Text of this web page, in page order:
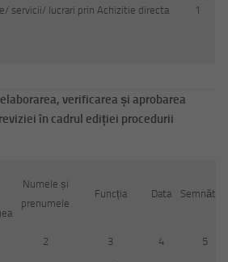
servicii/ lucrari prin Achizitie directa
1
verificarea și aprobarea
în cadrul ediției procedurii
Numele și
prenumele
Funcția Data
2 3 4 5